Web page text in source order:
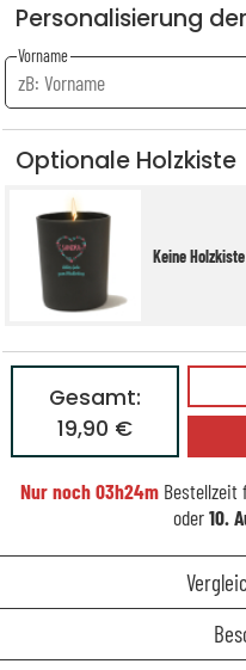
Personalisierung
Vorname
Optionale Holzkiste
Keine Holzkiste
Gesamt:
19,90 €
Nur noch03h24mBestellzeit
oder10.